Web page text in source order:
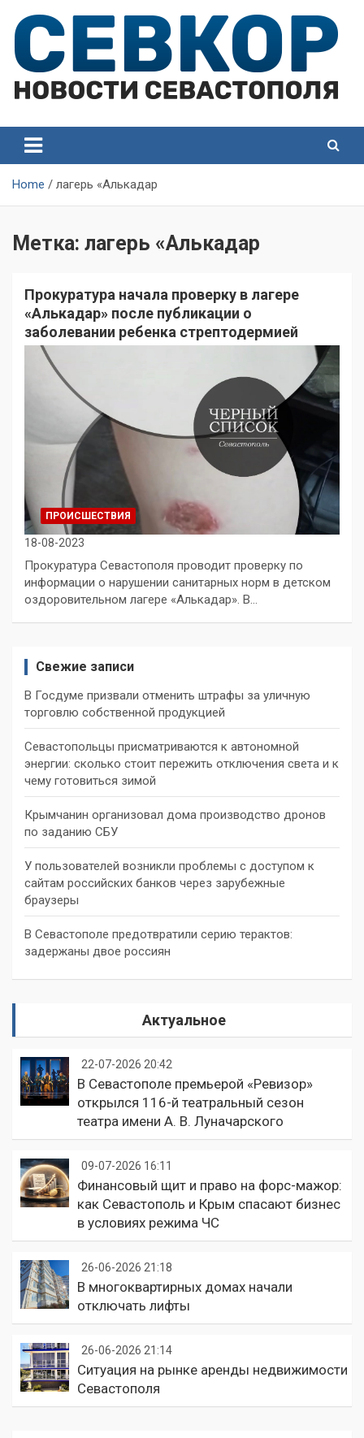
content
Севастополя
Севастополя
Home лагерь «Алькадар
Метка: лагерь «Алькадар
Прокуратура начала проверку в лагере
«Алькадар» после публикации о
заболевании ребенка стрептодермией
ПРОИСШЕСТВИЯ
18-08-2023
Прокуратура Севастополя проводит проверку по
информации о нарушении санитарных норм в детском
оздоровительном лагере «Алькадар». В…
Свежие записи
В Госдуме призвали отменить штрафы за уличную
торговлю собственной продукцией
Севастопольцы присматриваются к автономной
энергии: сколько стоит пережить отключения света и к
чему готовиться зимой
Крымчанин организовал дома производство дронов
по заданию СБУ
У пользователей возникли проблемы с доступом к
сайтам российских банков через зарубежные
браузеры
В Севастополе предотвратили серию терактов:
задержаны двое россиян
Актуальное
22-07-2026 20:42
В Севастополе премьерой «Ревизор»
открылся 116-й театральный сезон
театра имени А. В. Луначарского
09-07-2026 16:11
Финансовый щит и право на форс-мажор:
как Севастополь и Крым спасают бизнес
в условиях режима ЧС
26-06-2026 21:18
В многоквартирных домах начали
отключать лифты
26-06-2026 21:14
Ситуация на рынке аренды недвижимости
Севастополя